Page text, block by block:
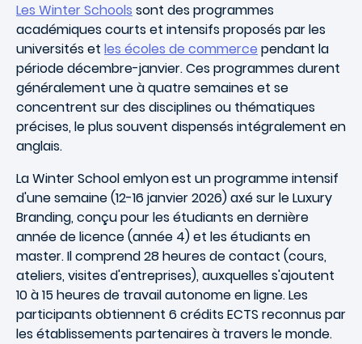
Les Winter Schools sont des programmes
académiques courts et intensifs proposés par les
universités et les écoles de commerce pendant la
période décembre-janvier. Ces programmes durent
généralement une à quatre semaines et se
concentrent sur des disciplines ou thématiques
précises, le plus souvent dispensés intégralement en
anglais.
La Winter School emlyonest un programme intensif
d'une semaine (12-16 janvier 2026) axé sur le Luxury
Branding, conçu pour les étudiants en dernière
année de licence (année 4) et les étudiants en
master. Il comprend 28 heures de contact (cours,
ateliers, visites d'entreprises), auxquelles s'ajoutent
10 à 15 heures de travail autonome en ligne. Les
participants obtiennent 6 crédits ECTS reconnus par
les établissements partenaires à travers le monde.